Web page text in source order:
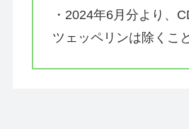
・2024年6月分より、
ツェッペリンは除くこ